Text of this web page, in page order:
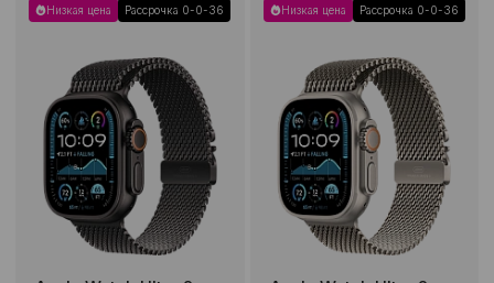
Низкая цена Рассрочка 0-0-36 Низкая цена Рассрочка 0-0-36